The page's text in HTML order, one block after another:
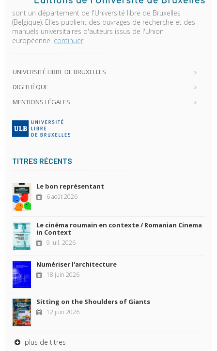
sont un département de l'Université libre de Bruxelles
(Belgique). Elles publient des ouvrages de recherche et des
manuels universitaires d'auteurs issus de l'Union
européenne. continuer
UNIVERSITÉ LIBRE DE BRUXELLES
DIGITHÈQUE
MENTIONS LÉGALES
TITRES RÉCENTS
Le bon représentant
6 août 2026
Le cinéma roumain en contexte / Romanian Cinema
in Context
9 juil. 2026
Numériser l'architecture
18 juin 2026
Sitting on the Shoulders of Giants
12 juin 2026
plus de titres